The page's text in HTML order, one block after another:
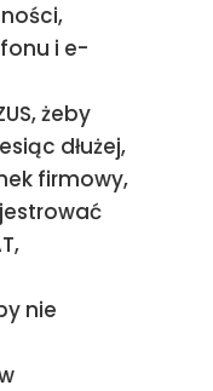
i e-
żeby
dłużej,
firmowy,
nie